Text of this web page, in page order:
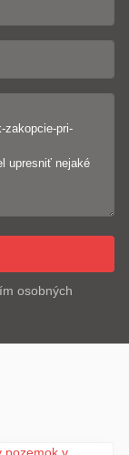
osobných